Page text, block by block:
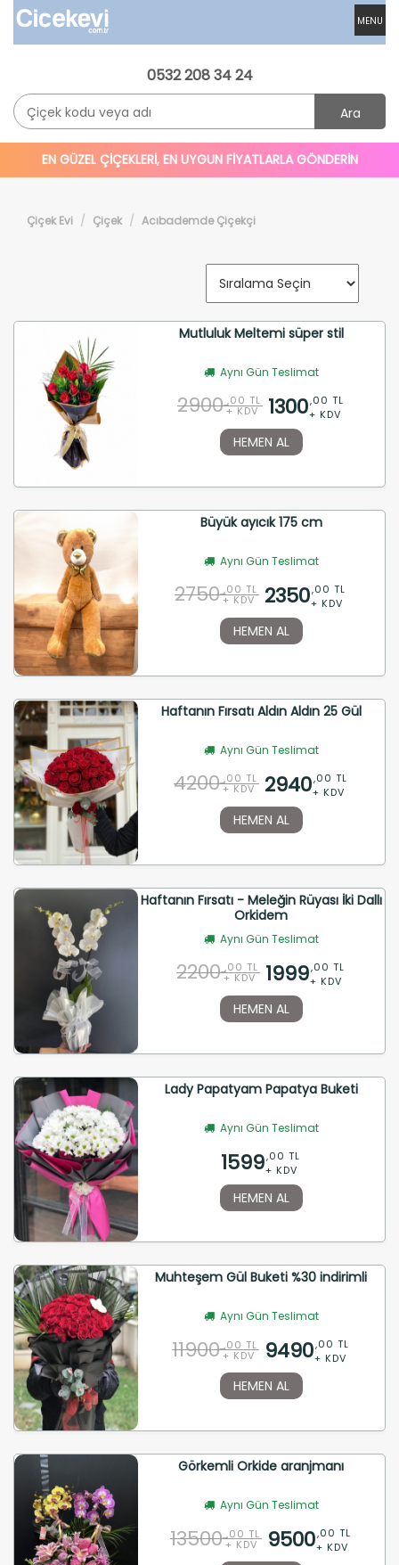
MENU
0532 208 34 24
Ara
EN GÜZEL ÇİÇEKLERİ, EN UYGUN FİYATLARLA GÖNDERİN
Çiçek Evi Çiçek Acıbademde Çiçekçi
Mutluluk Meltemi süper stil
Aynı Gün Teslimat
2900 ,00 TL
+ KDV 1300,00 TL
+ KDV
HEMEN AL
Büyük ayıcık 175 cm
Aynı Gün Teslimat
2750 ,00 TL
+ KDV 2350,00 TL
+ KDV
HEMEN AL
Haftanın Fırsatı Aldın Aldın 25 Gül
Aynı Gün Teslimat
4200 ,00 TL
+ KDV 2940,00 TL
+ KDV
HEMEN AL
Haftanın Fırsatı - Meleğin Rüyası İki Dallı
Orkidem
Aynı Gün Teslimat
2200 ,00 TL
+ KDV 1999,00 TL
+ KDV
HEMEN AL
Lady Papatyam Papatya Buketi
Aynı Gün Teslimat
1599,00 TL
+ KDV
HEMEN AL
Muhteşem Gül Buketi %30 indirimli
Aynı Gün Teslimat
11900 ,00 TL
+ KDV 9490,00 TL
+ KDV
HEMEN AL
Görkemli Orkide aranjmanı
Aynı Gün Teslimat
13500 ,00 TL
+ KDV 9500,00 TL
+ KDV